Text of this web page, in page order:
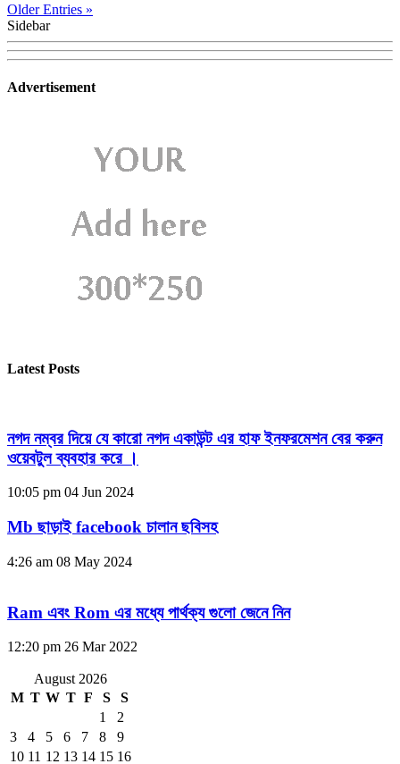
Older Entries »
Sidebar
Advertisement
Latest Posts
নগদ নম্বর দিয়ে যে কারো নগদ একাউন্ট এর হাফ ইনফরমেশন বের করুন
ওয়েবটুল ব্যবহার করে ।
10:05 pm 04 Jun 2024
Mb ছাড়াই facebook চালান ছবিসহ
4:26 am 08 May 2024
Ram এবং Rom এর মধ্যে পার্থক্য গুলো জেনে নিন
12:20 pm 26 Mar 2022
August 2026
M T W T F S
S
1
2
3
4 5 6 7 8
9
10 11 12 13 14 15 16